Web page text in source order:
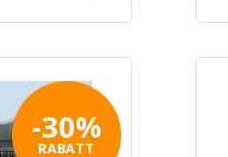
-30%
RABATT